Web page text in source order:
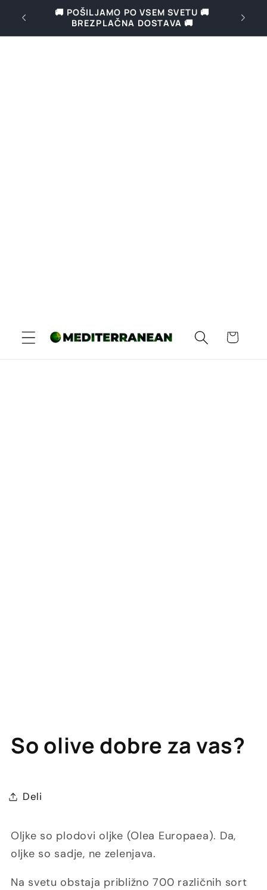
na
🚚 Brezplačna dostava za naročila nad
69€ v Sloveniji in nad 169€ v Evropi 🚚
Košarica
So olive dobre za vas?
Deli
Oljke so plodovi oljke (Olea Europaea). Da,
oljke so sadje, ne zelenjava.
Na svetu obstaja približno 700 različnih sort